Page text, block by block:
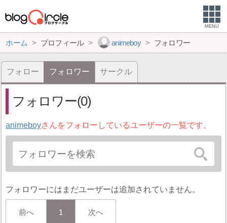
MENU
ホーム プロフィール animeboy フォロワー
フォロー フォロワー サークル
フォロワー(0)
animeboyさんをフォローしているユーザーの一覧です。
フォロワーにはまだユーザーは追加されていません。
前へ 1 次へ